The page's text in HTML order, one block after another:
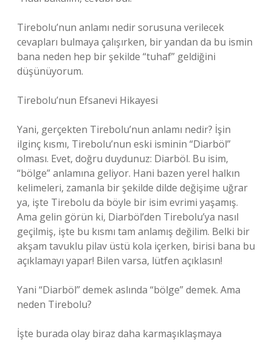
Tirebolu’nun anlamı nedir sorusuna verilecek
cevapları bulmaya çalışırken, bir yandan da bu ismin
bana neden hep bir şekilde “tuhaf” geldiğini
düşünüyorum.
Tirebolu’nun Efsanevi Hikayesi
Yani, gerçekten Tirebolu’nun anlamı nedir? İşin
ilginç kısmı, Tirebolu’nun eski isminin “Diarböl”
olması. Evet, doğru duydunuz: Diarböl. Bu isim,
“bölge” anlamına geliyor. Hani bazen yerel halkın
kelimeleri, zamanla bir şekilde dilde değişime uğrar
ya, işte Tirebolu da böyle bir isim evrimi yaşamış.
Ama gelin görün ki, Diarböl’den Tirebolu’ya nasıl
geçilmiş, işte bu kısmı tam anlamış değilim. Belki bir
akşam tavuklu pilav üstü kola içerken, birisi bana bu
açıklamayı yapar! Bilen varsa, lütfen açıklasın!
Yani “Diarböl” demek aslında “bölge” demek. Ama
neden Tirebolu?
İşte burada olay biraz daha karmaşıklaşmaya